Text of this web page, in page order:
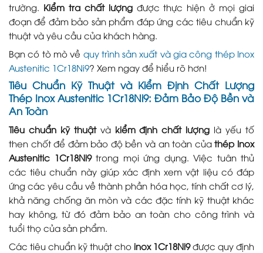
trường. Kiểm tra chất lượngđược thực hiện ở mọi giai
đoạn để đảm bảo sản phẩm đáp ứng các tiêu chuẩn kỹ
thuật và yêu cầu của khách hàng.
Bạn có tò mò về quy trình sản xuất và gia công thép Inox
Austenitic 1Cr18Ni9? Xem ngay để hiểu rõ hơn!
Tiêu Chuẩn Kỹ Thuật và Kiểm Định Chất Lượng
Thép Inox Austenitic 1Cr18Ni9: Đảm Bảo Độ Bền và
An Toàn
Tiêu chuẩn kỹ thuậtvà kiểm định chất lượng là yếu tố
then chốt để đảm bảo độ bền và an toàn củathép Inox
Austenitic 1Cr18Ni9trong mọi ứng dụng. Việc tuân thủ
các tiêu chuẩn này giúp xác định xem vật liệu có đáp
ứng các yêu cầu về thành phần hóa học, tính chất cơ lý,
khả năng chống ăn mòn và các đặc tính kỹ thuật khác
hay không, từ đó đảm bảo an toàn cho công trình và
tuổi thọ của sản phẩm.
Các tiêu chuẩn kỹ thuật cho inox 1Cr18Ni9được quy định